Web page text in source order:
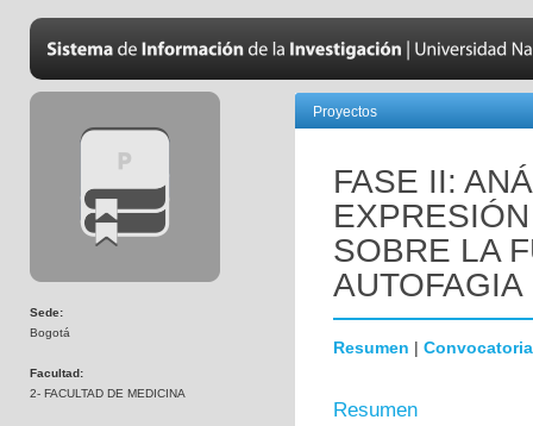
Sede:
Bogotá
Facultad:
2- FACULTAD DE MEDICINA
Proyectos
FASE II:
SOBRE LA
Resumen | Convocatoria
Resumen